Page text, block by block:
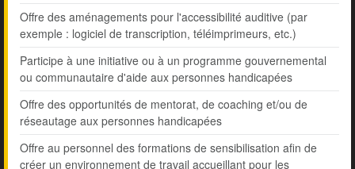
Offre des aménagements pour l'accessibilité auditive (par
exemple : logiciel de transcription, téléimprimeurs, etc.)
Participe à une initiative ou à un programme gouvernemental
ou communautaire d'aide aux personnes handicapées
Offre des opportunités de mentorat, de coaching et/ou de
réseautage aux personnes handicapées
Offre au personnel des formations de sensibilisation afin de
créer un environnement de travail accueillant pour les